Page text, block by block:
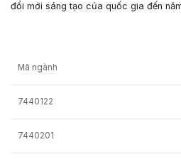
đổi mới sáng tạo của quốc gia đến
Mã ngành
7440122
7440201